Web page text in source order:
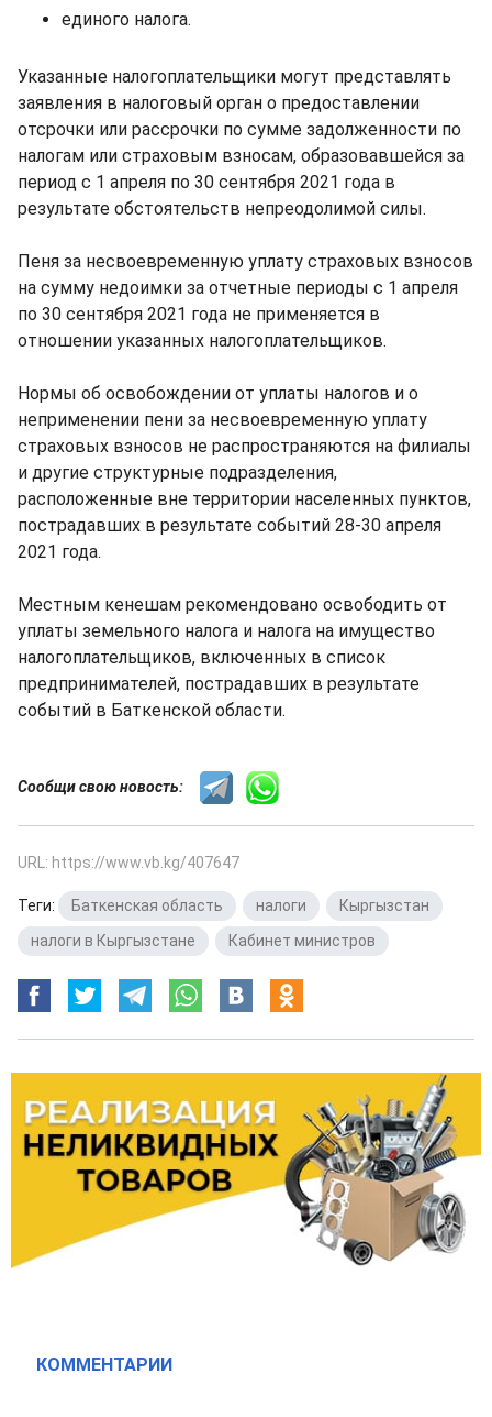
единого налога.
Указанные налогоплательщики могут представлять
заявления в налоговый орган о предоставлении
отсрочки или рассрочки по сумме задолженности по
налогам или страховым взносам, образовавшейся за
период с 1 апреля по 30 сентября 2021 года в
результате обстоятельств непреодолимой силы.
Пеня за несвоевременную уплату страховых взносов
на сумму недоимки за отчетные периоды с 1 апреля
по 30 сентября 2021 года не применяется в
отношении указанных налогоплательщиков.
Нормы об освобождении от уплаты налогов и о
неприменении пени за несвоевременную уплату
страховых взносов не распространяются на филиалы
и другие структурные подразделения,
расположенные вне территории населенных пунктов,
пострадавших в результате событий 28-30 апреля
2021 года.
Местным кенешам рекомендовано освободить от
уплаты земельного налога и налога на имущество
налогоплательщиков, включенных в список
предпринимателей, пострадавших в результате
событий в Баткенской области.
Сообщи свою новость:
URL: https://www.vb.kg/407647
Теги: Баткенская область налоги Кыргызстан
налоги в Кыргызстане
Кабинет министров
КОММЕНТАРИИ